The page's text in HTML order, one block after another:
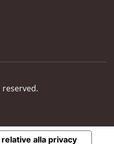
reserved.
alla privacy